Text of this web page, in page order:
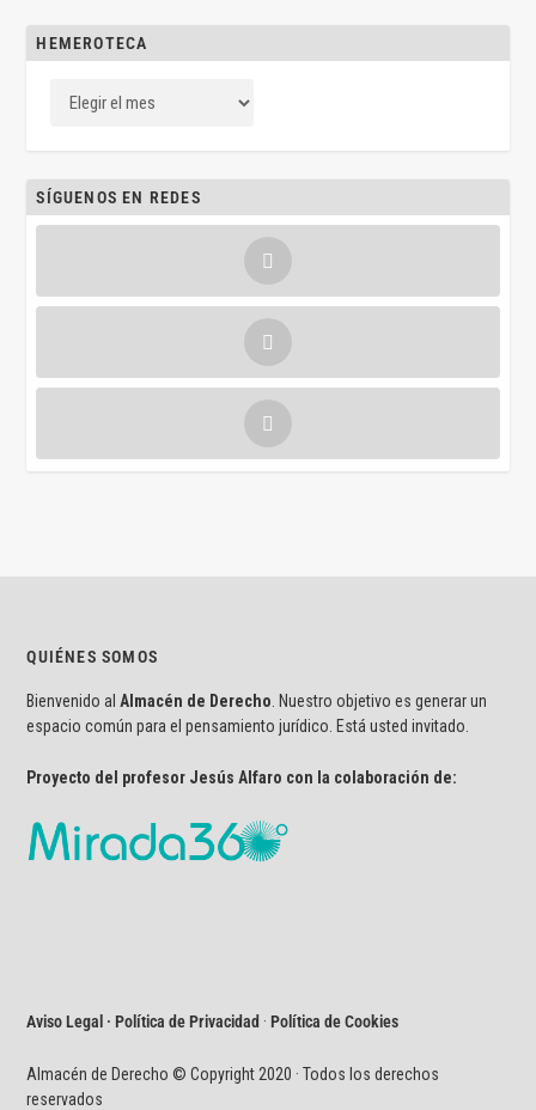
HEMEROTECA
SÍGUENOS EN REDES
QUIÉNES SOMOS
Bienvenido al Almacén de Derecho . Nuestro objetivo es generar un
espacio común para el pensamiento jurídico. Está usted invitado.
Proyecto del profesor Jesús Alfaro con la colaboración de:
Aviso Legal · Política de Privacidad ·Política de Cookies
Almacén de Derecho © Copyright 2020 · Todos los derechos
reservados